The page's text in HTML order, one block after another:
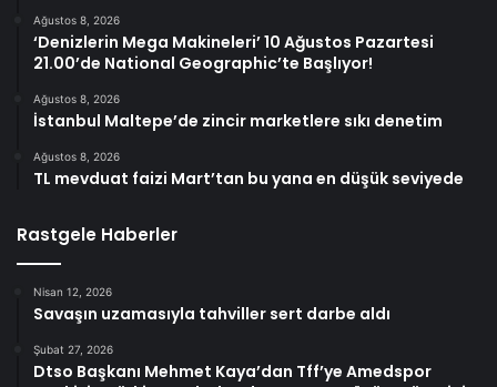
Ağustos 8, 2026
‘Denizlerin Mega Makineleri’ 10 Ağustos Pazartesi
21.00’de National Geographic’te Başlıyor!
Ağustos 8, 2026
İstanbul Maltepe’de zincir marketlere sıkı denetim
Ağustos 8, 2026
TL mevduat faizi Mart’tan bu yana en düşük seviyede
Rastgele Haberler
Nisan 12, 2026
Savaşın uzamasıyla tahviller sert darbe aldı
Şubat 27, 2026
Dtso Başkanı Mehmet Kaya’dan Tff’ye Amedspor